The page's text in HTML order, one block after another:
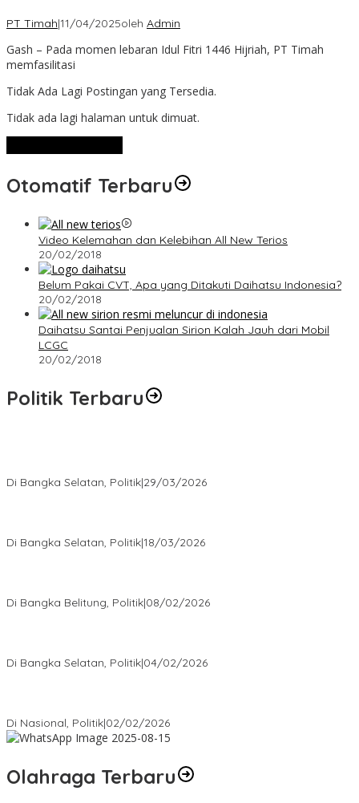
PT Timah|11/04/2025oleh Admin
Gash – Pada momen lebaran Idul Fitri 1446 Hijriah, PT Timah
memfasilitasi
Tidak Ada Lagi Postingan yang Tersedia.
Tidak ada lagi halaman untuk dimuat.
Otomatif Terbaru
Video Kelemahan dan Kelebihan All New Terios
20/02/2018
Belum Pakai CVT, Apa yang Ditakuti Daihatsu Indonesia?
20/02/2018
Daihatsu Santai Penjualan Sirion Kalah Jauh dari Mobil
LCGC
20/02/2018
Politik Terbaru
Di Bangka Selatan, Politik|29/03/2026
Di Bangka Selatan, Politik|18/03/2026
Di Bangka Belitung, Politik|08/02/2026
Di Bangka Selatan, Politik|04/02/2026
Di Nasional, Politik|02/02/2026
Olahraga Terbaru